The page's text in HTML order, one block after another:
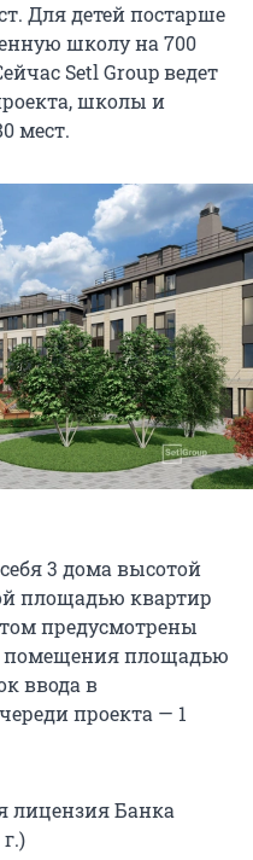
Для детей постарше
школу на 700
Setl Group ведет
школы и
мест.
3 дома высотой
площадью квартир
предусмотрены
помещения площадью
ввода в
проекта — 1
лицензия Банка